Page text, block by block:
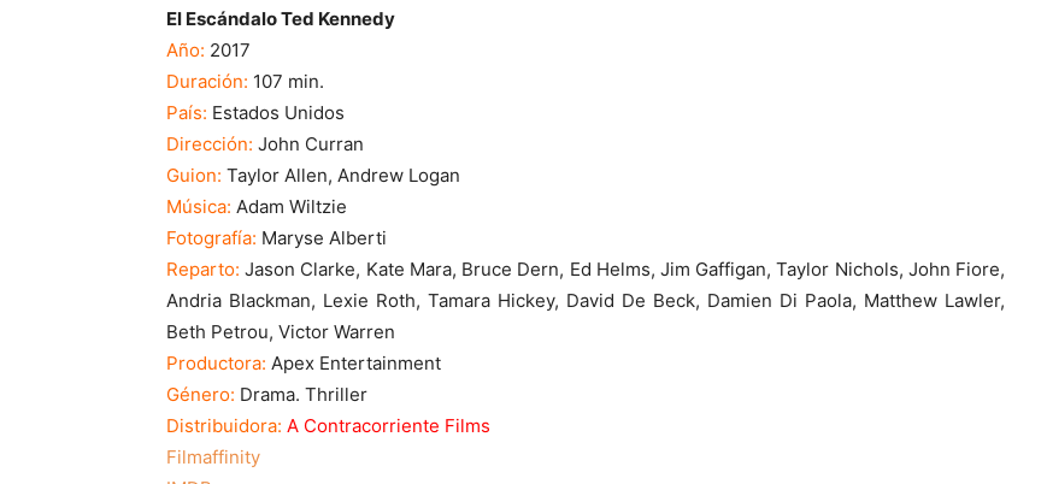
El Escándalo Ted Kennedy
Año: 2017
Duración: 107 min.
País: Estados Unidos
Dirección: John Curran
Guion: Taylor Allen, Andrew Logan
Música: Adam Wiltzie
Fotografía: Maryse Alberti
Reparto: Jason Clarke, Kate Mara, Bruce Dern, Ed Helms, Jim Gaffigan, Taylor Nichols, John Fiore,
Andria Blackman, Lexie Roth, Tamara Hickey, David De Beck, Damien Di Paola, Matthew Lawler,
Beth Petrou, Victor Warren
Productora: Apex Entertainment
Género: Drama. Thriller
Distribuidora: A Contracorriente Films
Filmaffinity